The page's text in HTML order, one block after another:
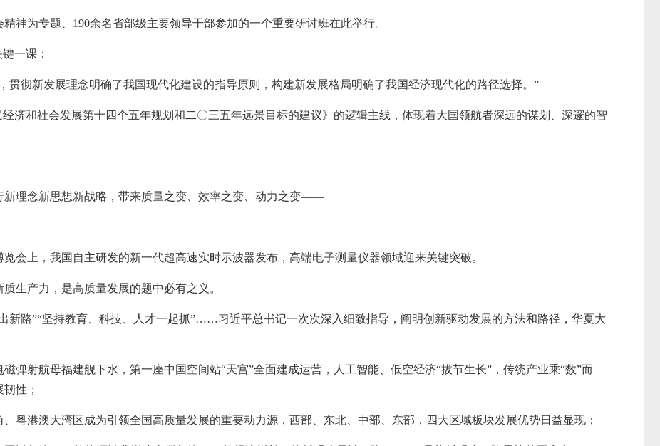
神为专题、190余名省部级主要领导干部参加的一个重要研讨班在此举行。
一课：
贯彻新发展理念明确了我国现代化建设的指导原则，构建新发展格局明确了我国经济现代化的路径选择。”
济和社会发展第十四个五年规划和二〇三五年远景目标的建议》的逻辑主线，体现着大国领航者深远的谋划、深邃的智
新理念新思想新战略，带来质量之变、效率之变、动力之变——
会上，我国自主研发的新一代超高速实时示波器发布，高端电子测量仪器领域迎来关键突破。
生产力，是高质量发展的题中必有之义。
新路”“坚持教育、科技、人才一起抓”……习近平总书记一次次深入细致指导，阐明创新驱动发展的方法和路径，华夏大
弹射航母福建舰下水，第一座中国空间站“天宫”全面建成运营，人工智能、低空经济“拔节生长”，传统产业乘“数”而
性；
粤港澳大湾区成为引领全国高质量发展的重要动力源，西部、东北、中部、东部，四大区域板块发展优势日益显现；